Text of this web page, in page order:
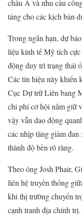
châu Á và nhu cầu
tảng cho các kịch bản
Trong ngắn hạn, dự
liệu kinh tế Mỹ tích
động duy trì trạng thái
Các tín hiệu này khiến
Cục Dự trữ Liên bang
chi phí cơ hội nắm giữ
vậy vẫn dao động
các nhịp tăng giảm
thành độ bền rõ ràng.
Theo ông Josh Phair,
liên hệ truyền thống
khi thị trường chuyển
cạnh tranh địa chính